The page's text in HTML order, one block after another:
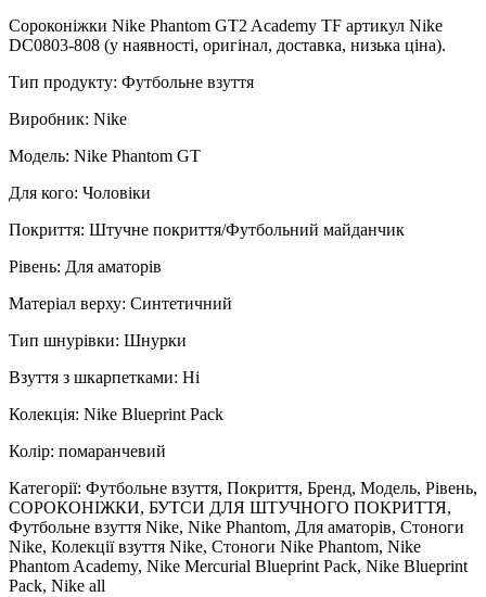
Сороконіжки Nike Phantom GT2 Academy TF артикул Nike
DC0803-808 (у наявності, оригінал, доставка, низька ціна).
Тип продукту: Футбольне взуття
Виробник: Nike
Модель: Nike Phantom GT
Для кого: Чоловіки
Покриття: Штучне покриття/Футбольний майданчик
Рівень: Для аматорів
Матеріал верху: Синтетичний
Тип шнурівки: Шнурки
Взуття з шкарпетками: Ні
Колекція: Nike Blueprint Pack
Колір: помаранчевий
Категорії: Футбольне взуття, Покриття, Бренд, Модель, Рівень,
СОРОКОНІЖКИ, БУТСИ ДЛЯ ШТУЧНОГО ПОКРИТТЯ,
Футбольне взуття Nike, Nike Phantom, Для аматорів, Стоноги
Nike, Колекції взуття Nike, Стоноги Nike Phantom, Nike
Phantom Academy, Nike Mercurial Blueprint Pack, Nike Blueprint
Pack, Nike all